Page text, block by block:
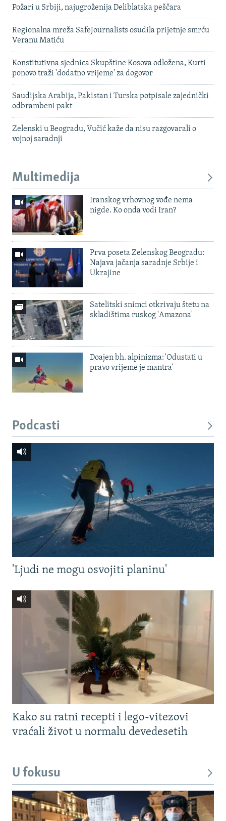
Požari u Srbiji, najugroženija Deliblatska peščara
Regionalna mreža SafeJournalists osudila prijetnje smrću
Veranu Matiću
Konstitutivna sjednica Skupštine Kosova odložena, Kurti
ponovo traži 'dodatno vrijeme' za dogovor
Saudijska Arabija, Pakistan i Turska potpisale zajednički
odbrambeni pakt
Zelenski u Beogradu, Vučić kaže da nisu razgovarali o
vojnoj saradnji
Multimedija
Iranskog vrhovnog vođe nema
nigde. Ko onda vodi Iran?
Prva poseta Zelenskog Beogradu:
Najava jačanja saradnje Srbije i
Ukrajine
Satelitski snimci otkrivaju štetu na
skladištima ruskog 'Amazona'
Doajen bh. alpinizma: 'Odustati u
pravo vrijeme je mantra'
Podcasti
'Ljudi ne mogu osvojiti planinu'
Kako su ratni recepti i lego-vitezovi
vraćali život u normalu devedesetih
U fokusu